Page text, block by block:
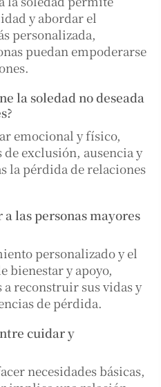
y abordar el
personalizada,
puedan empoderarse
la soledad no deseada
emocional y físico,
exclusión, ausencia y
la pérdida de relaciones
a las personas mayores
personalizado y el
bienestar y apoyo,
a reconstruir sus vidas y
de pérdida.
cuidar y
necesidades básicas,